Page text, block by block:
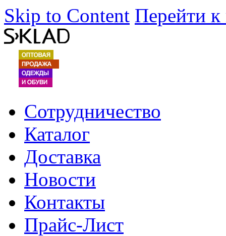
Skip to Content Перейти к
Сотрудничество
Каталог
Доставка
Новости
Контакты
Прайс-Лист